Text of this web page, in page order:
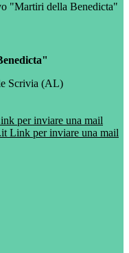
"Martiri della Benedicta"
Scrivia (AL)
per inviare una mail
Link per inviare una mail